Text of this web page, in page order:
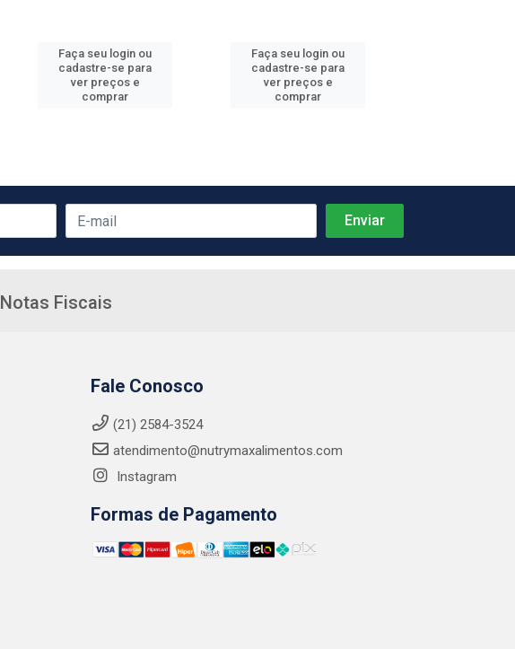
Faça seu login ou
cadastre-se para
ver preços e
comprar
Faça seu login ou
cadastre-se para
ver preços e
comprar
Notas Fiscais
Fale Conosco
(21) 2584-3524
atendimento@nutrymaxalimentos.com
Instagram
Formas de Pagamento